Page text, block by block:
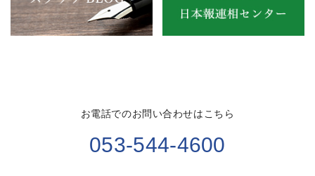
お電話でのお問い合わせはこちら
053-544-4600